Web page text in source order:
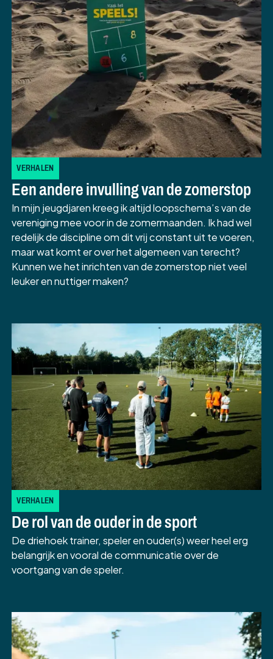
VERHALEN
Een andere invulling van de zomerstop
In mijn jeugdjaren kreeg ik altijd loopschema’s van de
vereniging mee voor in de zomermaanden. Ik had wel
redelijk de discipline om dit vrij constant uit te voeren,
maar wat komt er over het algemeen van terecht?
Kunnen we het inrichten van de zomerstop niet veel
leuker en nuttiger maken?
VERHALEN
De rol van de ouder in de sport
De driehoek trainer, speler en ouder(s) weer heel erg
belangrijk en vooral de communicatie over de
voortgang van de speler.